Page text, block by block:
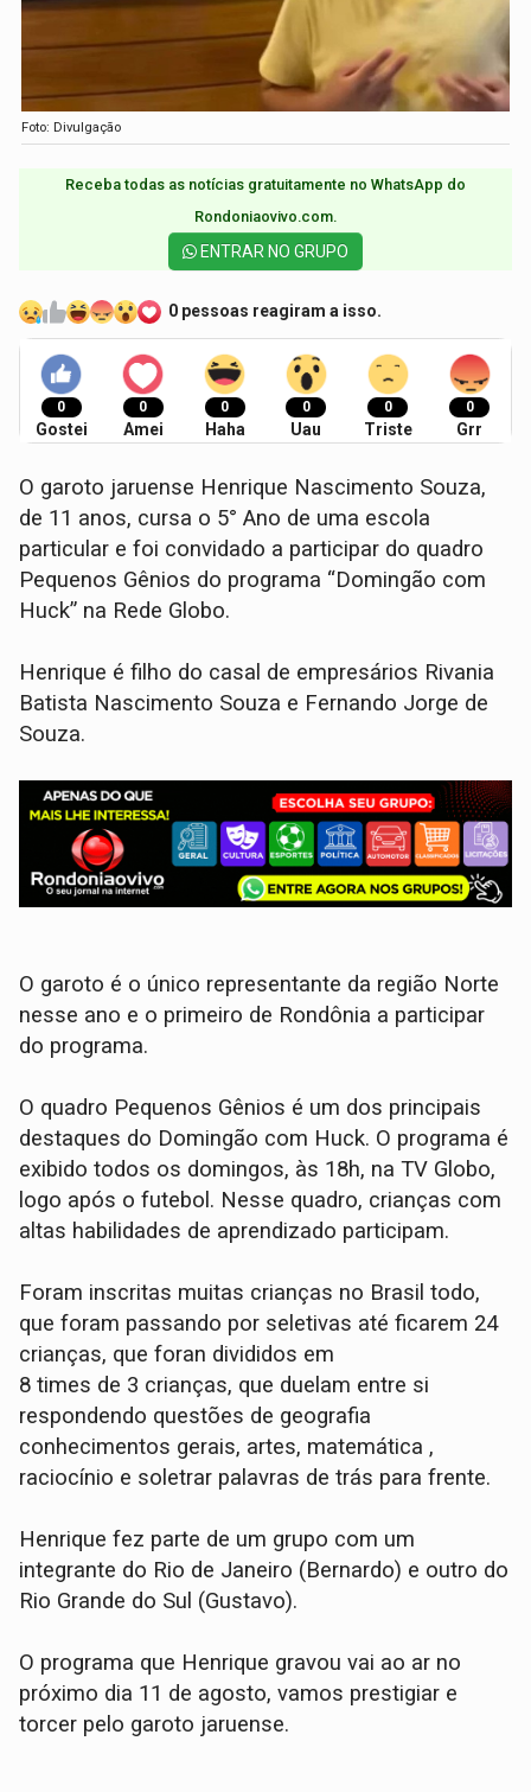
Foto: Divulgação
Receba todas as notícias gratuitamente no WhatsApp do
Rondoniaovivo.com.​
ENTRAR NO GRUPO
0 pessoas reagiram a isso.
0
Gostei
0
Amei
0
Haha
0
Uau
0
Triste
0
Grr
O garoto jaruense Henrique Nascimento Souza,
de 11 anos, cursa o 5° Ano de uma escola
particular e foi convidado a participar do quadro
Pequenos Gênios do programa “Domingão com
Huck” na Rede Globo.
Henrique é filho do casal de empresários Rivania
Batista Nascimento Souza e Fernando Jorge de
Souza.
O garoto é o único representante da região Norte
nesse ano e o primeiro de Rondônia a participar
do programa.
O quadro Pequenos Gênios é um dos principais
destaques do Domingão com Huck. O programa é
exibido todos os domingos, às 18h, na TV Globo,
logo após o futebol. Nesse quadro, crianças com
altas habilidades de aprendizado participam.
Foram inscritas muitas crianças no Brasil todo,
que foram passando por seletivas até ficarem 24
crianças, que foran divididos em
8 times de 3 crianças, que duelam entre si
respondendo questões de geografia
conhecimentos gerais, artes, matemática ,
raciocínio e soletrar palavras de trás para frente.
Henrique fez parte de um grupo com um
integrante do Rio de Janeiro (Bernardo) e outro do
Rio Grande do Sul (Gustavo).
O programa que Henrique gravou vai ao ar no
próximo dia 11 de agosto, vamos prestigiar e
torcer pelo garoto jaruense.